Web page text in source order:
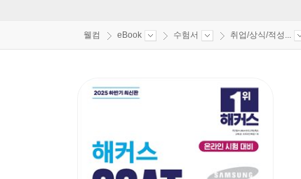
웰컴 eBook 수험서 취업/상식/적성...